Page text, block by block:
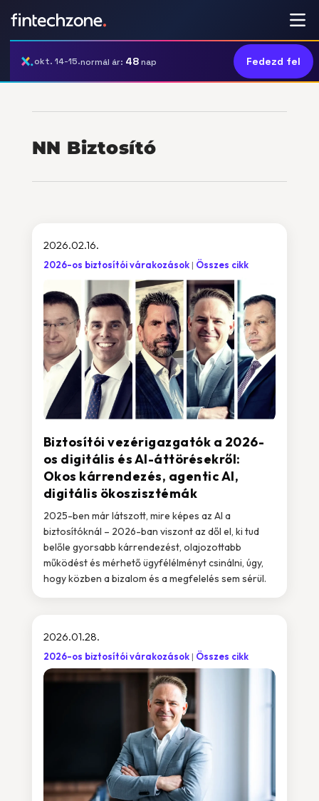
okt. 14-15.normál ár: 48nap Fedezd fel
NN Biztosító
Biztosítói vezérigazgatók a 2026-
os digitális és AI-áttörésekről:
Okos kárrendezés, agentic AI,
digitális ökoszisztémák
2026.02.16.
2026-os biztosítói várakozások Összes cikk
2025-ben már látszott, mire képes az AI a
biztosítóknál – 2026-ban viszont az dől el, ki tud
belőle gyorsabb kárrendezést, olajozottabb
működést és mérhető ügyfélélményt csinálni, úgy,
hogy közben a bizalom és a megfelelés sem sérül.
2026.01.28.
2026-os biztosítói várakozások Összes cikk